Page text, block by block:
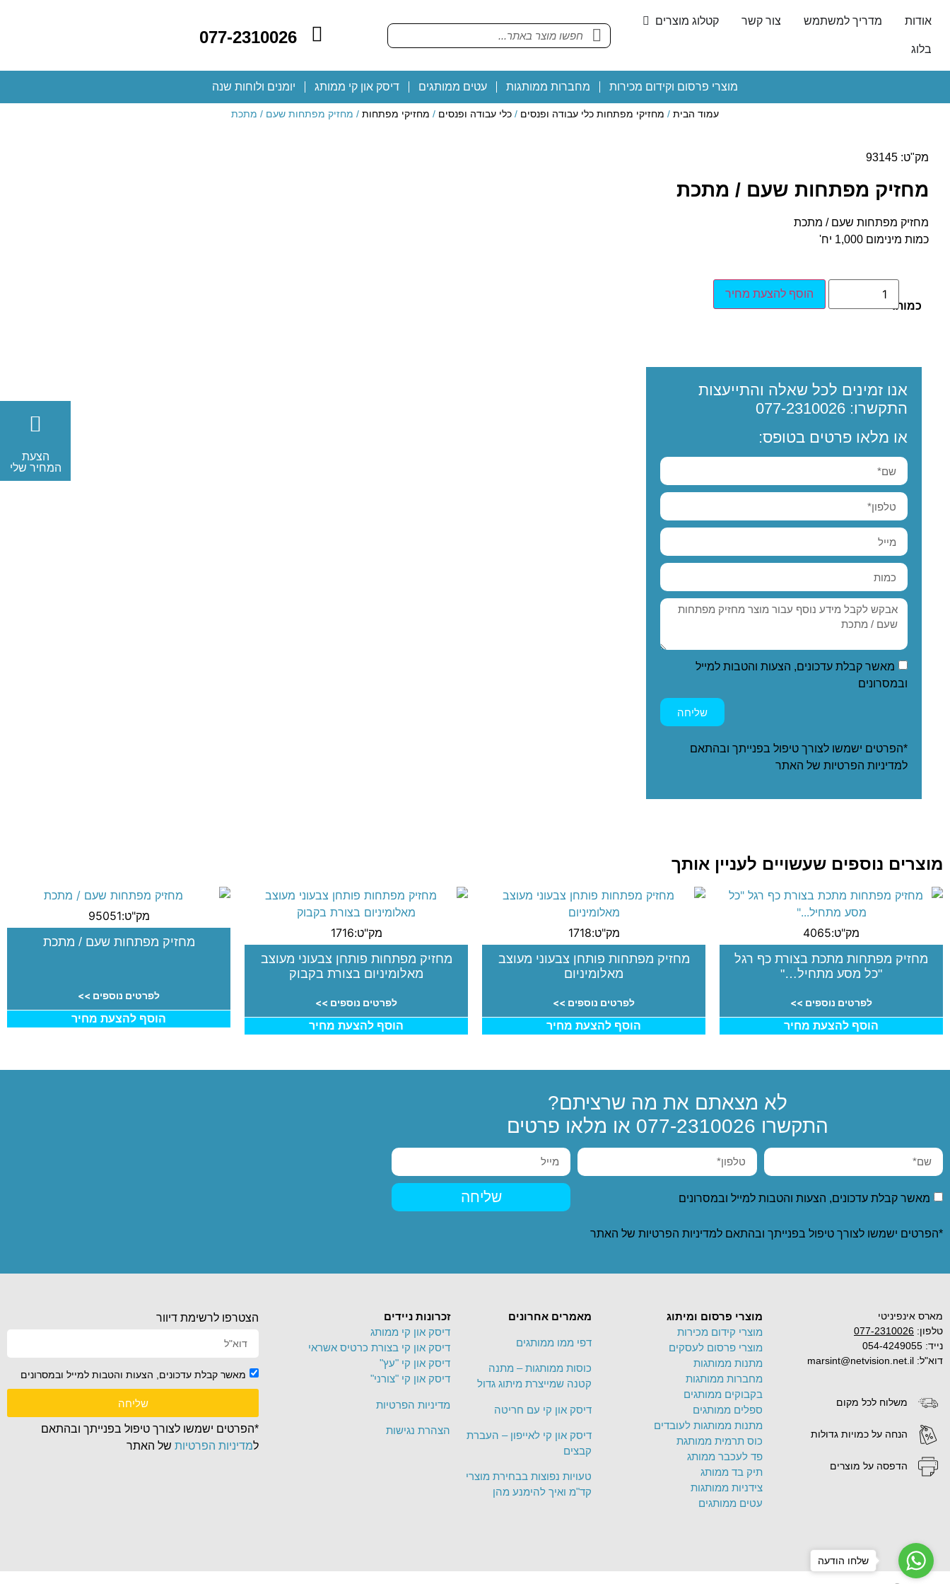
אודות מדריך למשתמש צור קשר קטלוג מוצרים
בלוג
077-2310026
מוצרי פרסום וקידום מכירות מחברות ממותגות עטים ממותגים דיסק און קי ממותג יומנים ולוחות שנה
עמוד הבית / מחזיקי מפתחות כלי עבודה ופנסים / כלי עבודה ופנסים / מחזיקי מפתחות / מחזיק מפתחות שעם / מתכת
מק"ט: 93145
מחזיק מפתחות שעם / מתכת
מחזיק מפתחות שעם / מתכת
כמות מינימום 1,000 יח'
כמות:
הוסף להצעת מחיר
אנו זמינים לכל שאלה והתייעצות
התקשרו: 077-2310026
או מלאו פרטים בטופס:
מאשר קבלת עדכונים, הצעות והטבות למייל
ובמסרונים
שליחה
*הפרטים ישמשו לצורך טיפול בפנייתך ובהתאם
למדיניות הפרטיות של האתר
מוצרים נוספים שעשויים לעניין אותך
מק"ט:4065
מחזיק מפתחות מתכת בצורת כף רגל
"כל מסע מתחיל…"
לפרטים נוספים >>
הוסף להצעת מחיר
מק"ט:1718
מחזיק מפתחות פותחן צבעוני מעוצב
מאלומיניום
לפרטים נוספים >>
הוסף להצעת מחיר
מק"ט:1716
מחזיק מפתחות פותחן צבעוני מעוצב
מאלומיניום בצורת בקבוק
לפרטים נוספים >>
הוסף להצעת מחיר
מק"ט:95051
מחזיק מפתחות שעם / מתכת
לפרטים נוספים >>
הוסף להצעת מחיר
לא מצאתם את מה שרציתם?
התקשרו 077-2310026 או מלאו פרטים
מאשר קבלת עדכונים, הצעות והטבות למייל ובמסרונים שליחה
*הפרטים ישמשו לצורך טיפול בפנייתך ובהתאם למדיניות הפרטיות של האתר
מארס אינפיניטי
טלפון: 077-2310026
נייד: 054-4249055
דוא"ל: marsint@netvision.net.il
משלוח לכל מקום
הנחה על כמויות גדולות
הדפסה על מוצרים
מוצרי פרסום ומיתוג
מוצרי קידום מכירות
מוצרי פרסום לעסקים
מתנות ממותגות
מחברות ממותגות
בקבוקים ממותגים
ספלים ממותגים
מתנות ממותגות לעובדים
כוס תרמית ממותגת
פד לעכבר ממותג
תיק בד ממותג
צידניות ממותגות
עטים ממותגים
מאמרים אחרונים
דפי ממו ממותגים
כוסות ממותגות – מתנה
קטנה שמייצרת מיתוג גדול
דיסק און קי עם חריטה
דיסק און קי לאייפון – העברת
קבצים
טעויות נפוצות בבחירת מוצרי
קד"מ ואיך להימנע מהן
זכרונות ניידים
דיסק און קי ממותג
דיסק און קי בצורת כרטיס אשראי
דיסק און קי "עץ"
דיסק און קי "צורני"
מדיניות הפרטיות
הצהרת נגישות
הצטרפו לרשימת דיוור
מאשר קבלת עדכונים, הצעות והטבות למייל ובמסרונים
שליחה
*הפרטים ישמשו לצורך טיפול בפנייתך ובהתאם
למדיניות הפרטיותשל האתר
הצעת
המחיר שלי
שלחו הודעה